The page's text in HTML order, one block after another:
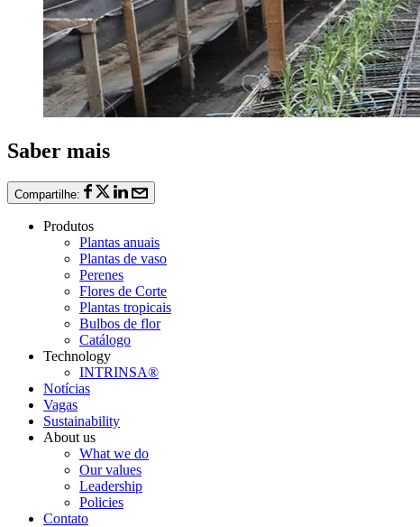
Saber mais
Compartilhe:
Produtos
Plantas anuais
Plantas de vaso
Perenes
Flores de Corte
Plantas tropicais
Bulbos de flor
Catálogo
Technology
INTRINSA®
Notícias
Vagas
Sustainability
About us
What we do
Our values
Leadership
Policies
Contato